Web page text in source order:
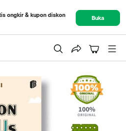
ongkir & kupon diskon
Buka